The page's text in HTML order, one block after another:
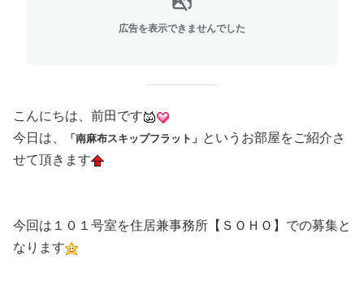
広告を表示できませんでした
こんにちは、前田です
今日は、
「南麻布スキップフラット」 というお部屋をご紹介さ
せて頂きます
今回は１０１号室を住居兼事務所【ＳＯＨＯ】での募集と
なります